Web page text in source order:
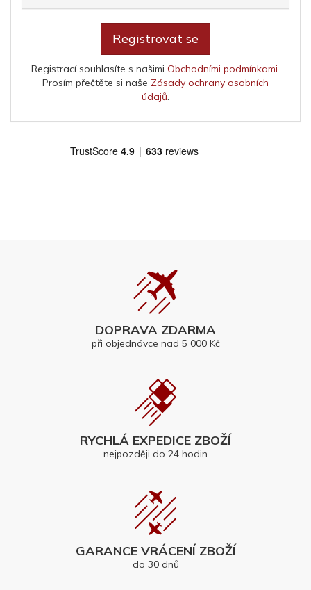
Registrovat se
Registrací souhlasíte s našimi Obchodními podmínkami
Prosím přečtěte si naše Zásady ochrany osobních
údajů
DOPRAVA ZDARMA
při objednávce nad 5 000 Kč
RYCHLÁ EXPEDICE ZBOŽÍ
nejpozději do 24 hodin
GARANCE VRÁCENÍ ZBOŽÍ
do 30 dnů